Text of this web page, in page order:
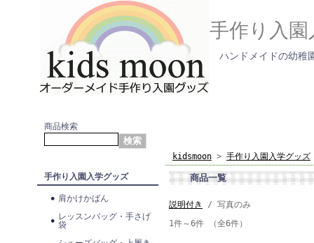
手作り入
ハンドメイドの幼稚
商品検索
手作り入園入学グッズ
肩かけかばん
レッスンバッグ・手さげ
袋
kidsmoon > 手作り入園入学グッズ
商品一覧
説明付き
/ 写真のみ
1件～6件 （全6件）